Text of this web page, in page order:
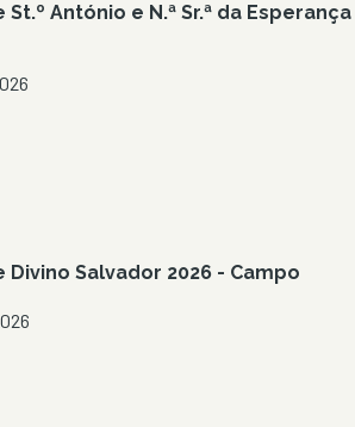
António e N.ª Sr.ª da Esperança
Salvador 2026 - Campo